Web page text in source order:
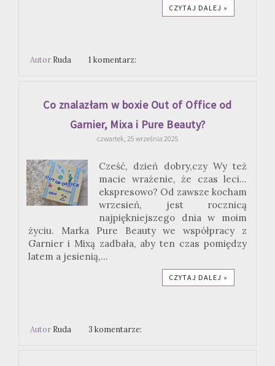
CZYTAJ DALEJ »
Autor Ruda 1 komentarz:
Co znalazłam w boxie Out of Office od
Garnier, Mixa i Pure Beauty?
czwartek, 25 września 2025
Cześć, dzień dobry,czy Wy też
macie wrażenie, że czas leci...
ekspresowo? Od zawsze kocham
wrzesień, jest rocznicą
najpiękniejszego dnia w moim
życiu. Marka Pure Beauty we współpracy z
Garnier i Mixą zadbała, aby ten czas pomiędzy
latem a jesienią,...
CZYTAJ DALEJ »
Autor Ruda 3 komentarze: